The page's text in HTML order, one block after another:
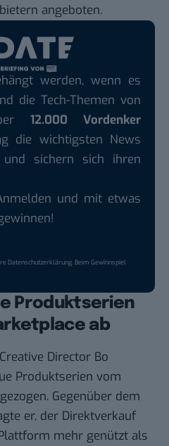
angeboten.
werden, wenn es
die Tech-Themen von
12.000 Vordenker
die wichtigsten News
sichern sich ihren
und mit etwas
Datenschutzerklärung. Beim Gewinnspiel
Produktserien
ab
Director Bo
Produktserien vom
Gegenüber dem
er, der Direktverkauf
mehr genützt als